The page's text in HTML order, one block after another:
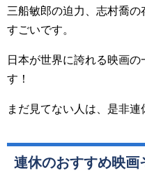
三船敏郎の迫力、志村喬
すごいです。
日本が世界に誇れる映画
す！
まだ見てない人は、是非
連休のおすすめ映